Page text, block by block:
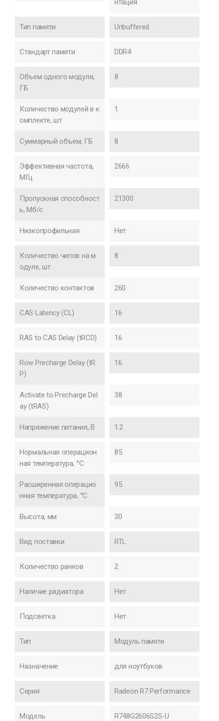
Тип памяти Unbuffered
Стандарт памяти DDR4
Объем одного модуля,
ГБ
8
Количество модулей в к
омплекте, шт
1
Суммарный объем, ГБ 8
Эффективная частота,
МГц
2666
Пропускная способност
ь, Мб/с
21300
Низкопрофильная Нет
Количество чипов на м
одуле, шт
8
Количество контактов 260
CAS Latency (CL) 16
RAS to CAS Delay (tRCD) 16
Row Precharge Delay (tR
P)
16
Activate to Precharge Del
ay (tRAS)
38
Напряжение питания, В 1.2
Нормальная операцион
ная температура, °C
85
Расширенная операцио
нная температура, °C
95
Высота, мм 30
Вид поставки RTL
Количество ранков 2
Наличие радиатора Нет
Подсветка Нет
Тип Модуль памяти
Назначение для ноутбуков
Серия Radeon R7 Performance
Модель R748G2606S2S-U